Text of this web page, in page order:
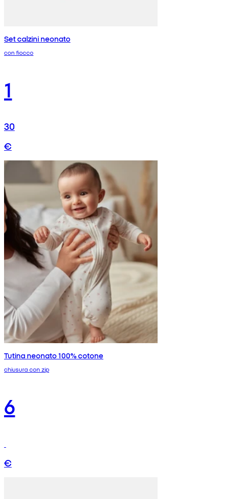
Set calzini neonato
con fiocco
1
30
€
Tutina neonato 100% cotone
chiusura con zip
6
€